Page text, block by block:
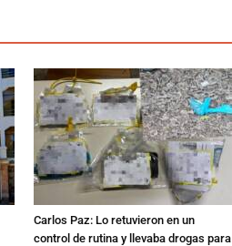
Carlos Paz: Lo retuvieron en un
control de rutina y llevaba drogas para